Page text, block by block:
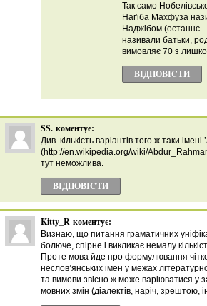
Так само
Наґіба Махфуза
Наджібом (останнє –
називали батьки,
вимовляє 70 з
ВІДПОВІCТИ
SS. коментує:
Див. кількість варіантів того ж таки
(http://en.wikipedia.org/wiki/
тут неможлива.
ВІДПОВІCТИ
Kitty_R коментує:
Визнаю, що питання граматичних
болюче, спірне і викликає немалу
Проте мова йде про формулювання
неслов’янських імен у межах
та вимови звісно ж може варіюватися у
мовних змін (діалектів, наріч, зрештою,